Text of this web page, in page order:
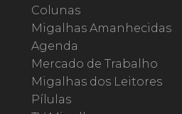
Colunas
Migalhas Amanhecidas
Agenda
Mercado de Trabalho
Migalhas dos Leitores
Pílulas